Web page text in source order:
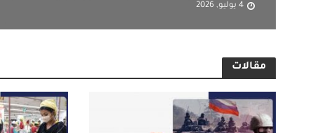
4 يوليو, 2026
مقالات